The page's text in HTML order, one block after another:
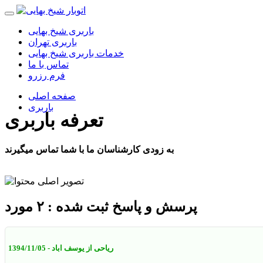
باربری شیخ بهایی
باربری تهران
خدمات باربری شیخ بهایی
تماس با ما
فرم رزرو
صفحه اصلی
باربری
تعرفه باربری
به زودی کارشناسان ما با شما تماس میگیرند
پرسش و پاسخ ثبت شده : ۲ مورد
ریاحی از یوسف اباد - 1394/11/05